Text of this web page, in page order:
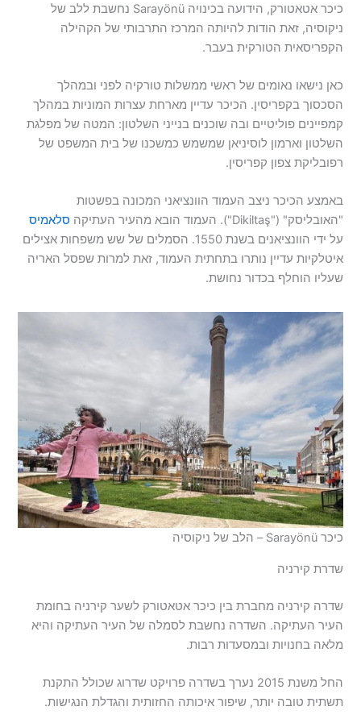
כיכר אטאטורק, הידועה בכינויה Sarayönü נחשבת ללב של
ניקוסיה, זאת הודות להיותה המרכז התרבותי של הקהילה
הקפריסאית הטורקית בעבר.
כאן נישאו נאומים של ראשי ממשלות טורקיה לפני ובמהלך
הסכסוך בקפריסין. הכיכר עדיין מארחת עצרות המוניות במהלך
קמפיינים פוליטיים ובה שוכנים בנייני השלטון: המטה של ​​מפלגת
השלטון וארמון לוסיניאן שמשמש כמשכנו של בית המשפט של
רפובליקת צפון קפריסין.
באמצע הכיכר ניצב העמוד הוונציאני המכונה בפשטות
"האובליסק" ("Dikiltaş"). העמוד הובא מהעיר העתיקה
סלאמיס
על ידי הוונציאנים בשנת 1550. הסמלים של שש משפחות אצילים
איטלקיות עדיין נותרו בתחתית העמוד, זאת למרות שפסל האריה
שעליו הוחלף בכדור נחושת.
כיכר Sarayönü – הלב של ניקוסיה
שדרת קירניה
שדרה קירניה מחברת בין כיכר אטאטורק לשער קירניה בחומת
העיר העתיקה. השדרה נחשבת לסמלה של העיר העתיקה והיא
מלאה בחנויות ובמסעדות רבות.
החל משנת 2015 נערך בשדרה פרויקט שדרוג שכולל התקנת
תשתית טובה יותר, שיפור איכותה החזותית והגדלת הנגישות.